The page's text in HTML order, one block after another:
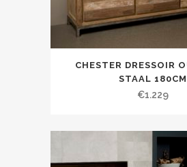
CHESTER DRESSOIR
STAAL 180CM
€1.229